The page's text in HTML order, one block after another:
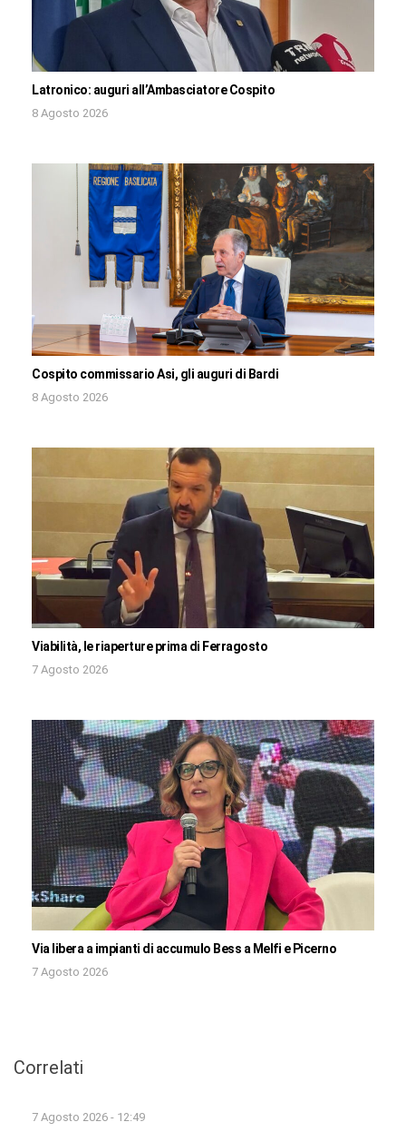
Latronico: auguri all’Ambasciatore Cospito
8 Agosto 2026
Cospito commissario Asi, gli auguri di Bardi
8 Agosto 2026
Viabilità, le riaperture prima di Ferragosto
7 Agosto 2026
Via libera a impianti di accumulo Bess a Melfi e Picerno
7 Agosto 2026
Correlati
7 Agosto 2026 - 12:49